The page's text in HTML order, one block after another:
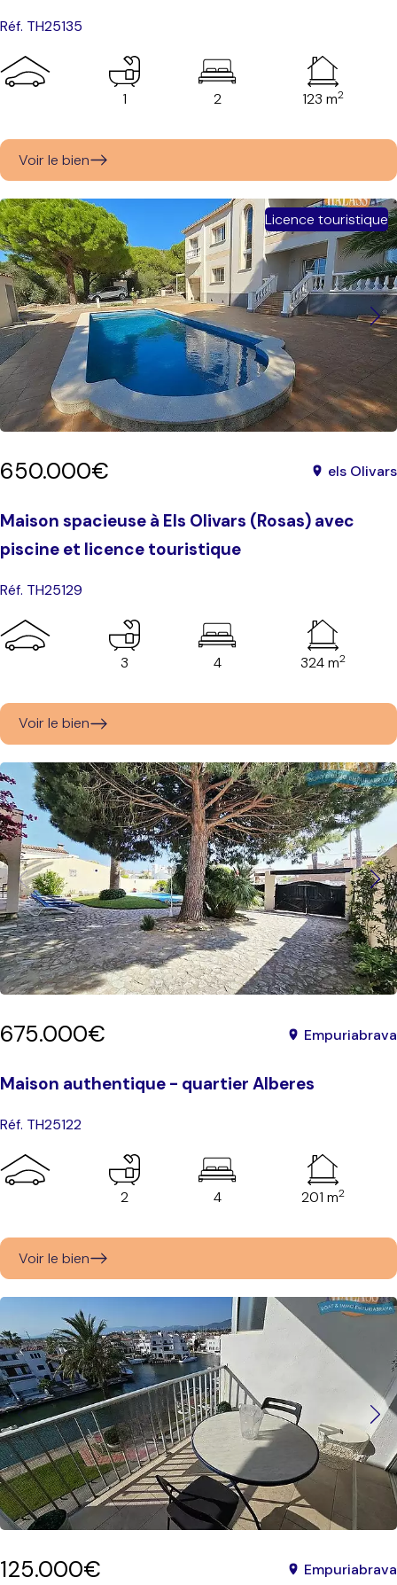
Réf. TH25135
1 2 123 m2
Voir le bien
Licence touristique
650.000€ els Olivars
Maison spacieuse à Els Olivars (Rosas) avec
piscine et licence touristique
Réf. TH25129
3 4 324 m2
Voir le bien
675.000€ Empuriabrava
Maison authentique - quartier Alberes
Réf. TH25122
2 4 201 m2
Voir le bien
125.000€ Empuriabrava